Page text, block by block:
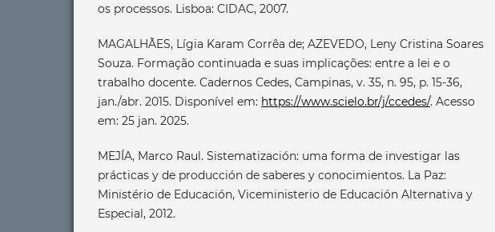
os processos. Lisboa: CIDAC, 2007.
MAGALHÃES, Lígia Karam Corrêa de; AZEVEDO, Leny Cristina Soares
Souza. Formação continuada e suas implicações: entre a lei e o
trabalho docente. Cadernos Cedes, Campinas, v. 35, n. 95, p. 15-36,
jan./abr. 2015. Disponível em: https://www.scielo.br/j/ccedes/. Acesso
em: 25 jan. 2025.
MEJÍA, Marco Raul. Sistematización: uma forma de investigar las
prácticas y de producción de saberes y conocimientos. La Paz:
Ministério de Educación, Viceministerio de Educación Alternativa y
Especial, 2012.